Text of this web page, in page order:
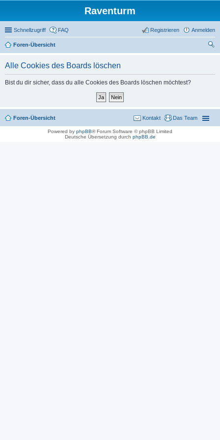
Raventurm
Schnellzugriff FAQ Anmelden
Registrieren
Foren-Übersicht
Alle Cookies des Boards löschen
Bist du dir sicher, dass du alle Cookies des Boards löschen möchtest?
Foren-Übersicht Das Team
Kontakt
Powered by phpBB® Forum Software © phpBB Limited
Deutsche Übersetzung durch phpBB.de